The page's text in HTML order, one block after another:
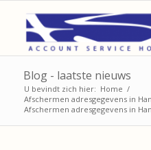
Blog - laatste nieuws
U bevindt zich hier: Home /
Afschermen adresgegevens in
Afschermen adresgegevens in